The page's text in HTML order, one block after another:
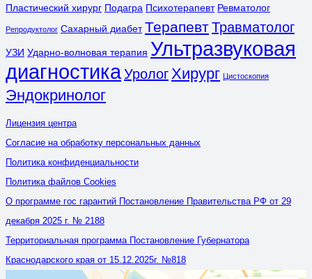
Пластический хирург Подагра Психотерапевт Ревматолог
Репродуктолог Сахарный диабет ТерапевтТравматолог
УЗИ Ударно-волновая терапия Ультразвуковая
диагностикаУрологХирург Цистоскопия
Эндокринолог
Лицензия центра
Согласие на обработку персональных данных
Политика конфиденциальности
Политика файлов Cookies
О программе гос гарантий Постановление Правительства РФ от 29
декабря 2025 г. № 2188
Территориальная программа Постановление Губернатора
Краснодарского края от 15.12.2025г. №818